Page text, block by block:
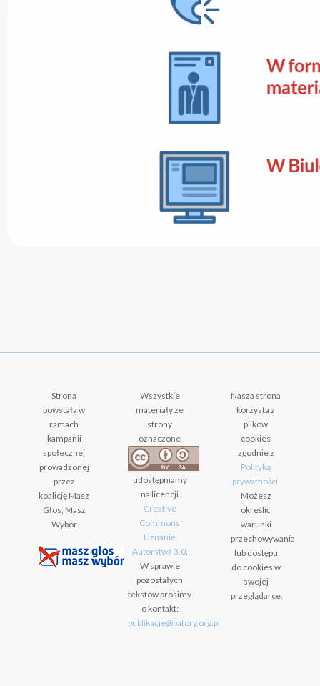
Strona
powstała w
ramach
kampanii
społecznej
prowadzonej
przez
koalicję Masz
Głos, Masz
Wybór
Wszystkie
materiały ze
strony
oznaczone
udostępniamy
na licencji
Creative
Commons
Uznanie
Autorstwa 3.0.
W sprawie
pozostałych
tekstów prosimy
o kontakt:
publikacje@batory.org.pl
Nasza strona
korzysta z
plików
cookies
zgodnie z
Polityką
prywatności.
Możesz
określić
warunki
przechowywania
lub dostępu
do cookies w
swojej
przeglądarce.